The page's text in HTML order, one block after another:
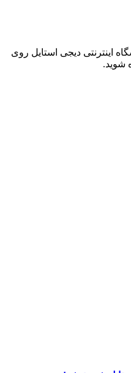
اینترنتی دیجی استایل روی
شوید.